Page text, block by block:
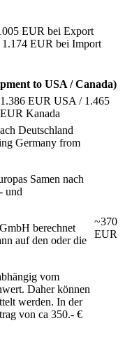
EUR bei Export
1.174 EUR bei Import
to USA / Canada)
1.386 EUR USA / 1.465
EUR Kanada
Deutschland
Germany from
Samen nach
und
berechnet
auf den oder die
vom
Daher können
werden. In der
von ca 350.- €
~370
EUR